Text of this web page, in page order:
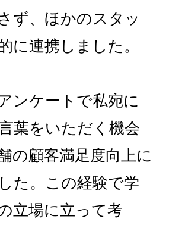
ず、ほかのスタッ
に連携しました。
ンケートで私宛に
葉をいただく機会
の顧客満足度向上に
た。この経験で学
立場に立って考